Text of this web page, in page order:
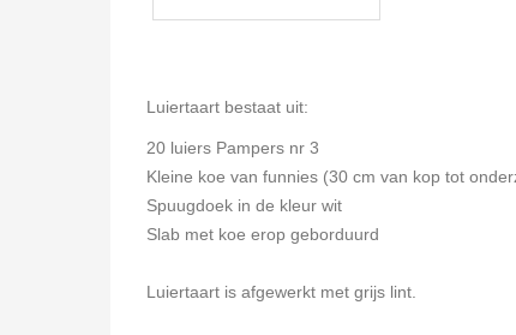
Luiertaart bestaat uit:
20 luiers Pampers nr 3
Kleine koe van funnies (30 cm van kop tot
Spuugdoek in de kleur wit
Slab met koe erop geborduurd
Luiertaart is afgewerkt met grijs lint.